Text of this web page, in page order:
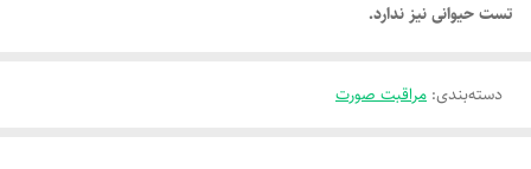
تست حیوانی نیز ندارد.
دسته‌بندی: مراقبت صورت